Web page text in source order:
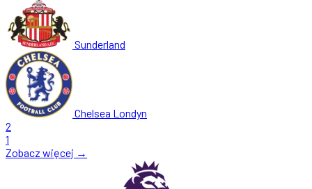
Sunderland
Chelsea Londyn
2
1
Zobacz więcej →